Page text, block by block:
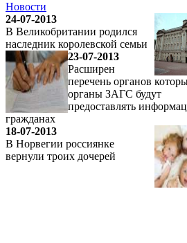
Новости
24-07-2013
В Великобритании родился
наследник королевской семьи
23-07-2013
Расширен
перечень органов
органы ЗАГС будут
предоставлять
гражданах
18-07-2013
В Норвегии россиянке
вернули троих дочерей